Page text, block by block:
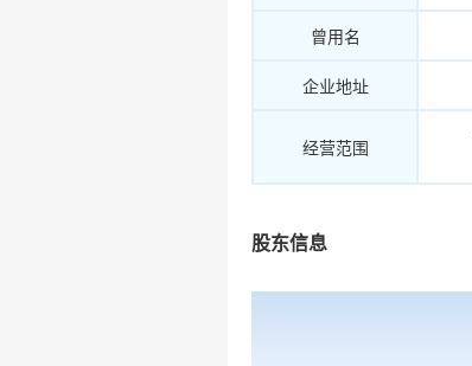
曾用名
企业地址
经营范围
股东信息